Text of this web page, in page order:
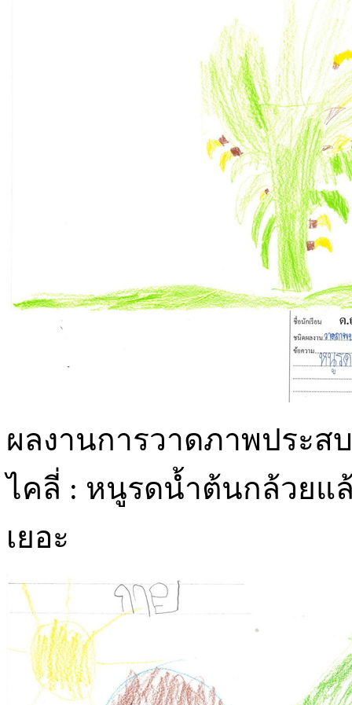
ผลงานการวาดภาพประส
ไคลี่ : หนูรดน้ำต้นกล้วยแ
เยอะ